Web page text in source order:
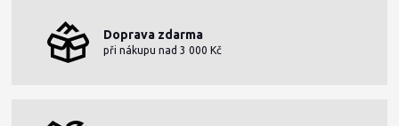
Doprava zdarma
při nákupu nad 3 000 Kč